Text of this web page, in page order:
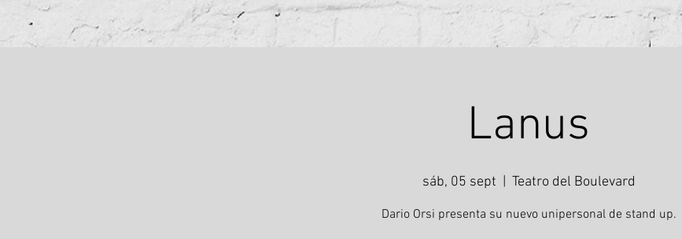
Lanus
sáb, 05 sept Teatro del Boulevard
Dario Orsi presenta su nuevo unipersonal de stand up.